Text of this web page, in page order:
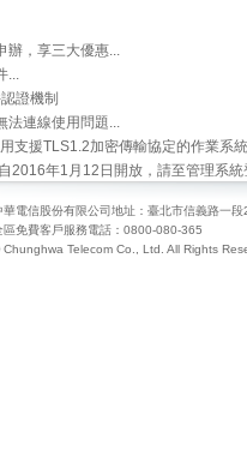
辦，享三大優惠...
...
證機制
法連線使用問題...
支援TLS1.2加密傳輸協定的作業系統
2016年1月12日開放，請至管理系
華電信股份有限公司地址：臺北市信義路一
區免費客戶服務電話：0800-080-365
Chunghwa Telecom Co., Ltd. All Rights